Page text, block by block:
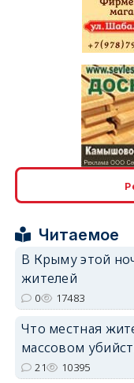
Читаемое
В Крыму этой
жителей
0 17483
Что местная
массовом
21 10395